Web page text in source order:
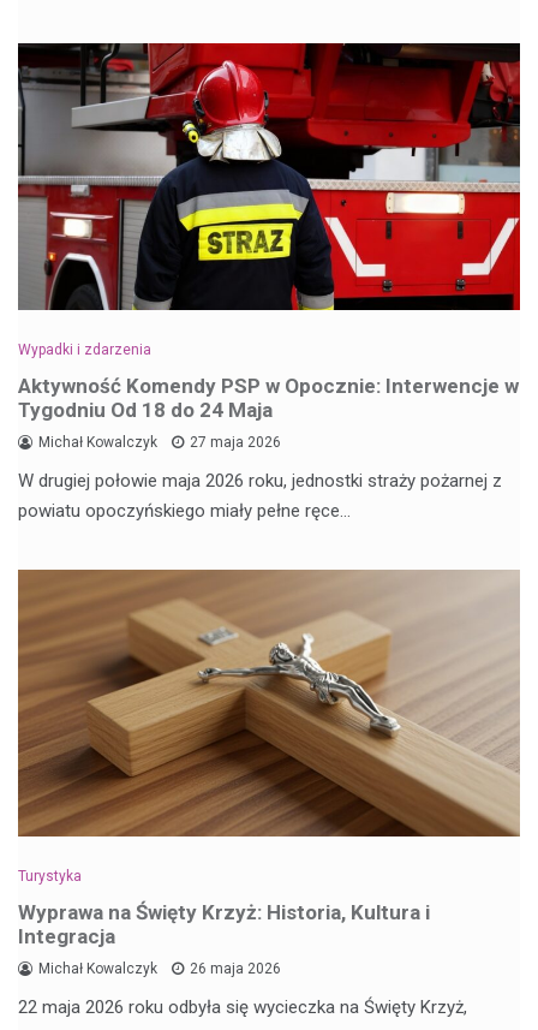
Wypadki i zdarzenia
Aktywność Komendy PSP w Opocznie: Interwencje w
Tygodniu Od 18 do 24 Maja
Michał Kowalczyk 27 maja 2026
W drugiej połowie maja 2026 roku, jednostki straży pożarnej z
powiatu opoczyńskiego miały pełne ręce…
Turystyka
Wyprawa na Święty Krzyż: Historia, Kultura i
Integracja
Michał Kowalczyk 26 maja 2026
22 maja 2026 roku odbyła się wycieczka na Święty Krzyż,